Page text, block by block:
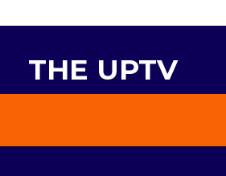
THE UPTV